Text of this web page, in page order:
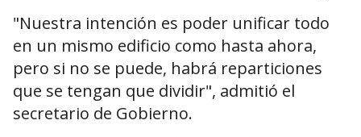
"Nuestra intención es poder unificar todo
en un mismo edificio como hasta ahora,
pero si no se puede, habrá reparticiones
que se tengan que dividir", admitió el
secretario de Gobierno.